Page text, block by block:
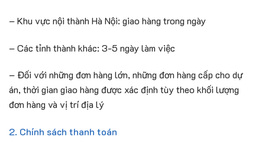
– Khu vực nội thành Hà Nội: giao hàng trong ngày
– Các tỉnh thành khác: 3-5 ngày làm việc
– Đối với những đơn hàng lớn, những đơn hàng cấp cho dự
án, thời gian giao hàng được xác định tùy theo khối lượng
đơn hàng và vị trí địa lý
2. Chính sách thanh toán